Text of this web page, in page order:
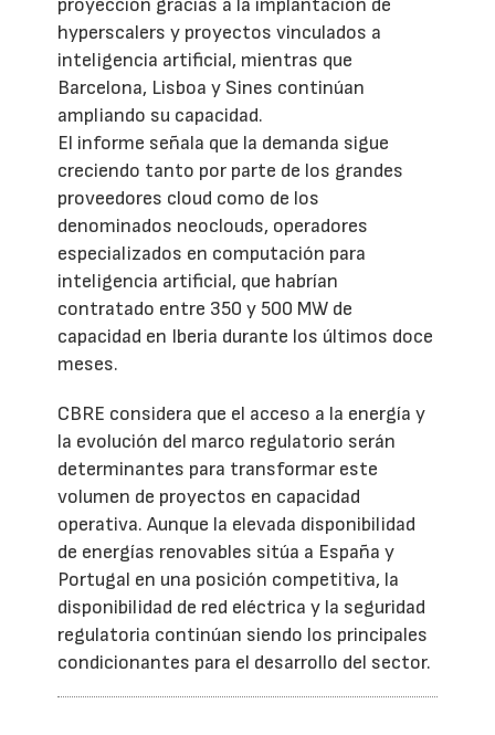
proyección gracias a la implantación de
hyperscalers y proyectos vinculados a
inteligencia artificial, mientras que
Barcelona, Lisboa y Sines continúan
ampliando su capacidad.
El informe señala que la demanda sigue
creciendo tanto por parte de los grandes
proveedores cloud como de los
denominados neoclouds, operadores
especializados en computación para
inteligencia artificial, que habrían
contratado entre 350 y 500 MW de
capacidad en Iberia durante los últimos doce
meses.
CBRE considera que el acceso a la energía y
la evolución del marco regulatorio serán
determinantes para transformar este
volumen de proyectos en capacidad
operativa. Aunque la elevada disponibilidad
de energías renovables sitúa a España y
Portugal en una posición competitiva, la
disponibilidad de red eléctrica y la seguridad
regulatoria continúan siendo los principales
condicionantes para el desarrollo del sector.